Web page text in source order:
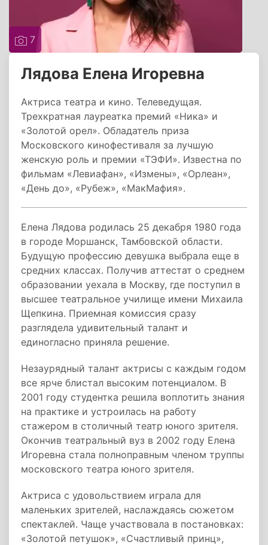
7
Лядова Елена Игоревна
Актриса театра и кино. Телеведущая.
Трехкратная лауреатка премий «Ника» и
«Золотой орел». Обладатель приза
Московского кинофестиваля за лучшую
женскую роль и премии «ТЭФИ». Известна по
фильмам «Левиафан», «Измены», «Орлеан»,
«День до», «Рубеж», «МакМафия».
Елена Лядова родилась 25 декабря 1980 года
в городе Моршанск, Тамбовской области.
Будущую профессию девушка выбрала еще в
средних классах. Получив аттестат о среднем
образовании уехала в Москву, где поступил в
высшее театральное училище имени Михаила
Щепкина. Приемная комиссия сразу
разглядела удивительный талант и
единогласно приняла решение.
Незаурядный талант актрисы с каждым годом
все ярче блистал высоким потенциалом. В
2001 году студентка решила воплотить знания
на практике и устроилась на работу
стажером в столичный театр юного зрителя.
Окончив театральный вуз в 2002 году Елена
Игоревна стала полноправным членом труппы
московского театра юного зрителя.
Актриса с удовольствием играла для
маленьких зрителей, наслаждаясь сюжетом
спектаклей. Чаще участвовала в постановках:
«Золотой петушок», «Счастливый принц»,